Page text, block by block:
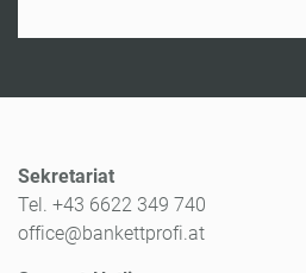
Sekretariat
Tel. +43 6622 349 740
office@bankettprofi.at